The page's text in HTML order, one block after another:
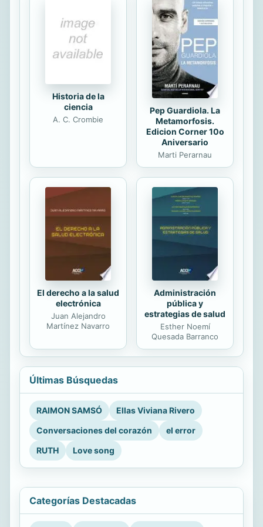
ortodoxia clásica que antaño se
asumieron y se dieron como veraces.
Por último, podrá conocer los
distintos estudios del autor sobre el
mundo de las esferas y sus
equivalentes, como es el caso de...
Historia de la
ciencia
A. C. Crombie
Pep Guardiola. La
Metamorfosis.
Edicion Corner 10o
Aniversario
Marti Perarnau
El derecho a la salud
electrónica
Juan Alejandro
Martínez Navarro
Administración
pública y
estrategias de salud
Esther Noemí
Quesada Barranco
Últimas Búsquedas
RAIMON SAMSÓ
Ellas Viviana Rivero
Conversaciones del corazón
el error
RUTH
Love song
Categorías Destacadas